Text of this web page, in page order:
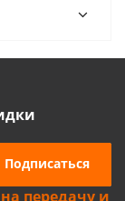
передачу и